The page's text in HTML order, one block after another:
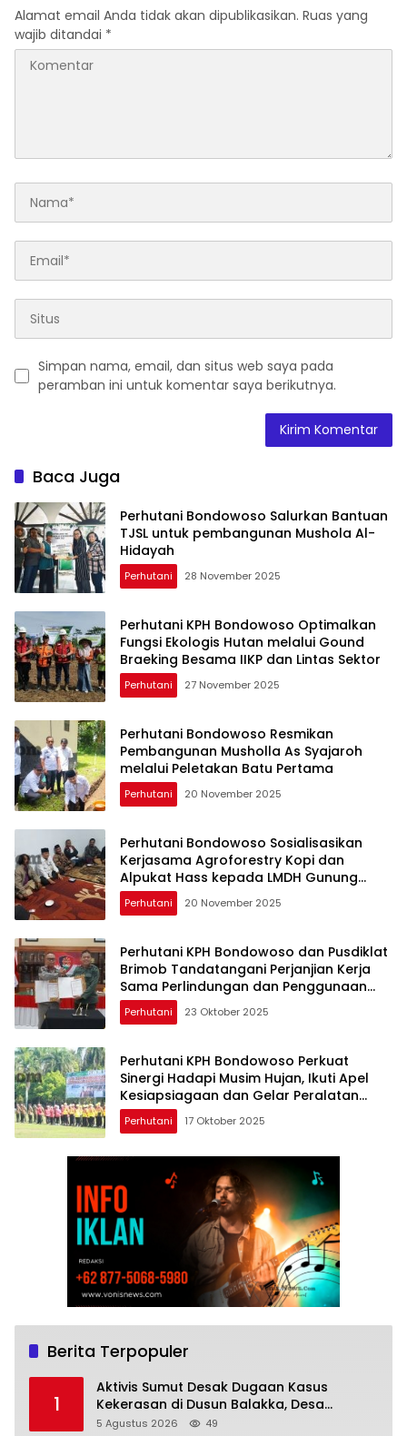
Alamat email Anda tidak akan dipublikasikan. Ruas yang
wajib ditandai *
Simpan nama, email, dan situs web saya pada
peramban ini untuk komentar saya berikutnya.
Baca Juga
Perhutani Bondowoso Salurkan Bantuan
TJSL untuk pembangunan Mushola Al-
Hidayah
Perhutani 28 November 2025
Perhutani KPH Bondowoso Optimalkan
Fungsi Ekologis Hutan melalui Gound
Braeking Besama IIKP dan Lintas Sektor
Perhutani 27 November 2025
Perhutani Bondowoso Resmikan
Pembangunan Musholla As Syajaroh
melalui Peletakan Batu Pertama
Perhutani 20 November 2025
Perhutani Bondowoso Sosialisasikan
Kerjasama Agroforestry Kopi dan
Alpukat Hass kepada LMDH Gunung
Hijau
Perhutani 20 November 2025
Perhutani KPH Bondowoso dan Pusdiklat
Brimob Tandatangani Perjanjian Kerja
Sama Perlindungan dan Penggunaan
Kawasan Hutan
Perhutani 23 Oktober 2025
Perhutani KPH Bondowoso Perkuat
Sinergi Hadapi Musim Hujan, Ikuti Apel
Kesiapsiagaan dan Gelar Peralatan
Bencana Hidrometeorologi
Perhutani 17 Oktober 2025
Berita Terpopuler
1
Aktivis Sumut Desak Dugaan Kasus
Kekerasan di Dusun Balakka, Desa
Gunung Malintang Diusut Tuntas
5 Agustus 2026 49